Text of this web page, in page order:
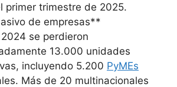
primer trimestre de 2025.
de empresas**
se perdieron
13.000 unidades
incluyendo 5.200 PyMEs
Más de 20 multinacionales